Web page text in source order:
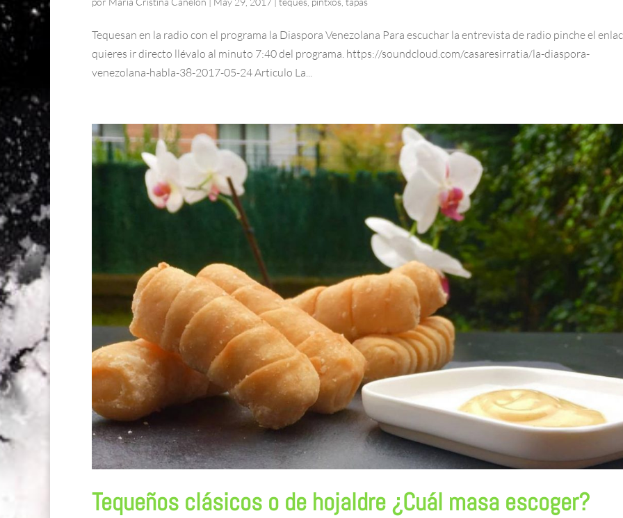
Tequesan en la radio con el programa la Diaspora Venezolana Para escuchar la entrevista de radio pinche el
quieres ir directo llévalo al minuto 7:40 del programa. https://soundcloud.com/casaresirratia/la-diaspora-
venezolana-habla-38-2017-05-24 Articulo La...
Tequeños clásicos o de hojaldre ¿Cuál masa escoger?